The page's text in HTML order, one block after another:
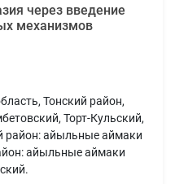
через введение
механизмов
Тонский район,
Торт-Кульский,
район: айыльные аймаки
айыльные аймаки